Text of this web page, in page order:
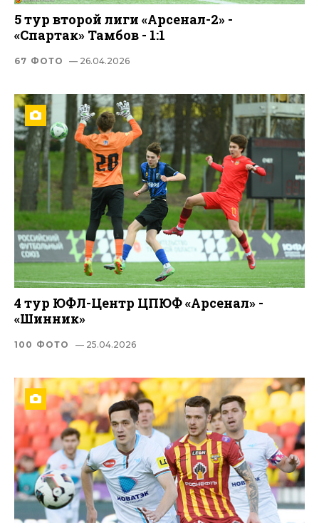
5 тур второй лиги «Арсенал-2» -
«Спартак» Тамбов - 1:1
67 ФОТО — 26.04.2026
4 тур ЮФЛ-Центр ЦПЮФ «Арсенал» -
«Шинник»
100 ФОТО — 25.04.2026